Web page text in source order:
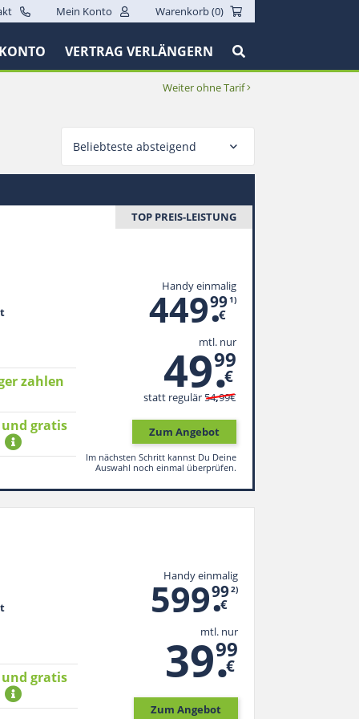
Mein Konto Warenkorb (0)
VERTRAG VERLÄNGERN
Weiter ohne Tarif
Beliebteste absteigend
TOP PREIS-LEISTUNG
zahlen
und gratis
Handy einmalig
449.
991)
€
mtl. nur
49.
99
€
statt regulär 54,99€
Zum Angebot
Im nächsten Schritt kannst Du Deine
Auswahl noch einmal überprüfen.
und gratis
Handy einmalig
599.
992)
€
mtl. nur
39.
99
€
Zum Angebot